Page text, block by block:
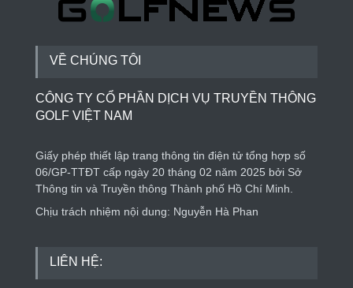
Phong cách sống 4 ngày trước
VỀ CHÚNG TÔI
CÔNG TY CỔ PHẦN DỊCH VỤ TRUYỀN THÔNG
GOLF VIỆT NAM
Giấy phép thiết lập trang thông tin điện tử tổng hợp số
06/GP-TTĐT cấp ngày 20 tháng 02 năm 2025 bởi Sở
Thông tin và Truyền thông Thành phố Hồ Chí Minh.
Chịu trách nhiệm nội dung: Nguyễn Hà Phan
LIÊN HỆ: